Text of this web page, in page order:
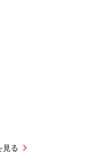
見る